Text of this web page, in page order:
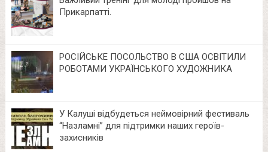
Прикарпатті.
РОСІЙСЬКЕ ПОСОЛЬСТВО В США ОСВІТИЛИ
РОБОТАМИ УКРАЇНСЬКОГО ХУДОЖНИКА
У Калуші відбудеться неймовірний фестиваль
“Назламні” для підтримки наших героїв-
захисників